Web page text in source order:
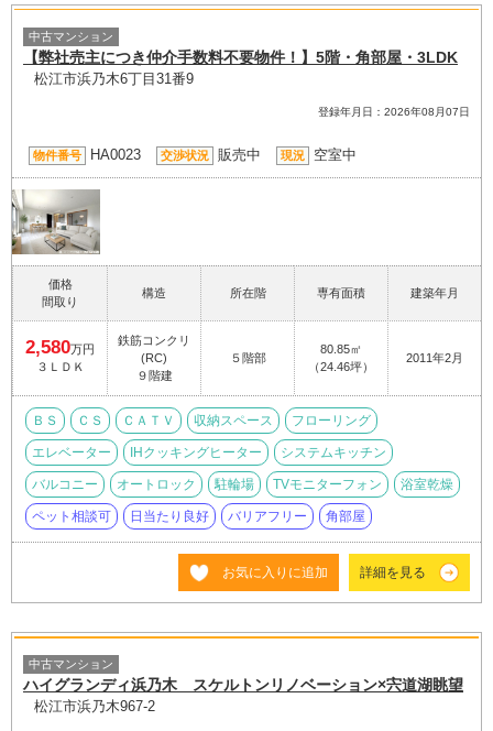
中古マンション
【弊社売主につき仲介手数料不要物件！】5階・角部屋・3LDK
松江市浜乃木6丁目31番9
登録年月日：2026年08月07日
物件番号 HA0023 交渉状況 販売中 現況 空室中
価格
間取り
構造 所在階 専有面積 建築年月
2,580万円
３ＬＤＫ
鉄筋コンクリ
(RC)
９階建
５階部
80.85㎡
（24.46坪）
2011年2月
ＢＳ ＣＳ ＣＡＴＶ 収納スペース フローリング
エレベーター IHクッキングヒーター システムキッチン
バルコニー オートロック 駐輪場 TVモニターフォン 浴室乾燥
ペット相談可 日当たり良好 バリアフリー 角部屋
お気に入りに追加 詳細を見る
中古マンション
ハイグランディ浜乃木 スケルトンリノベーション×宍道湖眺望
松江市浜乃木967-2